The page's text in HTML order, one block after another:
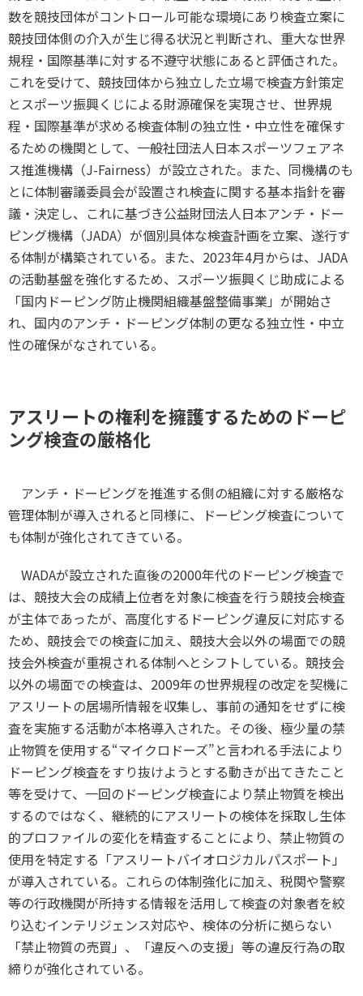
数を競技団体がコントロール可能な環境にあり検査立案に
競技団体側の介入が生じ得る状況と判断され、重大な世界
規程・国際基準に対する不遵守状態にあると評価された。
これを受けて、競技団体から独立した立場で検査方針策定
とスポーツ振興くじによる財源確保を実現させ、世界規
程・国際基準が求める検査体制の独立性・中立性を確保す
るための機関として、一般社団法人日本スポーツフェアネ
ス推進機構（J-Fairness）が設立された。また、同機構のも
とに体制審議委員会が設置され検査に関する基本指針を審
議・決定し、これに基づき公益財団法人日本アンチ・ドー
ピング機構（JADA）が個別具体な検査計画を立案、遂行す
る体制が構築されている。また、 2023年4月からは、 JADA
の活動基盤を強化するため、スポーツ振興くじ助成による
「国内ドーピング防止機関組織基盤整備事業」が開始さ
れ、国内のアンチ・ドーピング体制の更なる独立性・中立
性の確保がなされている。
アスリートの権利を擁護するためのドーピ
ング検査の厳格化
アンチ・ドーピングを推進する側の組織に対する厳格な
管理体制が導入されると同様に、ドーピング検査について
も体制が強化されてきている。
WADAが設立された直後の2000年代のドーピング検査で
は、競技大会の成績上位者を対象に検査を行う競技会検査
が主体であったが、高度化するドーピング違反に対応する
ため、競技会での検査に加え、競技大会以外の場面での競
技会外検査が重視される体制へとシフトしている。競技会
以外の場面での検査は、 2009年の世界規程の改定を契機に
アスリートの居場所情報を収集し、事前の通知をせずに検
査を実施する活動が本格導入された。その後、極少量の禁
止物質を使用する“マイクロドーズ”と言われる手法により
ドーピング検査をすり抜けようとする動きが出てきたこと
等を受けて、一回のドーピング検査により禁止物質を検出
するのではなく、継続的にアスリートの検体を採取し生体
的プロファイルの変化を精査することにより、禁止物質の
使用を特定する「アスリートバイオロジカルパスポート」
が導入されている。これらの体制強化に加え、税関や警察
等の行政機関が所持する情報を活用して検査の対象者を絞
り込むインテリジェンス対応や、検体の分析に拠らない
「禁止物質の売買」、「違反への支援」等の違反行為の取
締りが強化されている。